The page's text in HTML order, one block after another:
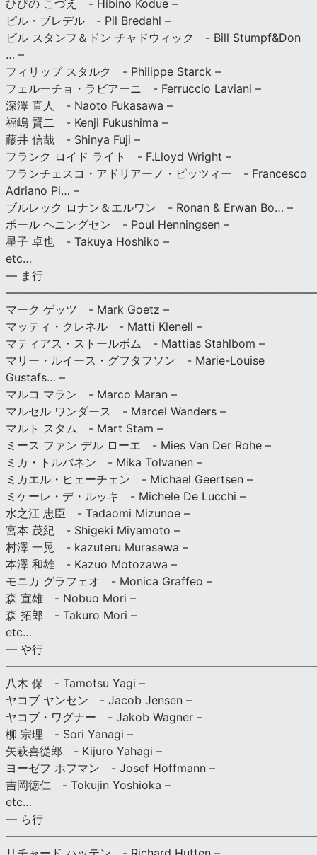
ひびの こづえ - Hibino Kodue –
ピル・ブレデル - Pil Bredahl –
ビル スタンフ＆ドン チャドウィック - Bill Stumpf&Don
… –
フィリップ スタルク - Philippe Starck –
フェルーチョ・ラビアーニ - Ferruccio Laviani –
深澤 直人 - Naoto Fukasawa –
福嶋 賢二 - Kenji Fukushima –
藤井 信哉 - Shinya Fuji –
フランク ロイド ライト - F.Lloyd Wright –
フランチェスコ・アドリアーノ・ピッツィー - Francesco
Adriano Pi… –
ブルレック ロナン＆エルワン - Ronan & Erwan Bo… –
ポール ヘニングセン - Poul Henningsen –
星子 卓也 - Takuya Hoshiko –
etc…
— ま行
マーク ゲッツ - Mark Goetz –
マッティ・クレネル - Matti Klenell –
マティアス・ストールボム - Mattias Stahlbom –
マリー・ルイース・グフタフソン - Marie-Louise
Gustafs… –
マルコ マラン - Marco Maran –
マルセル ワンダース - Marcel Wanders –
マルト スタム - Mart Stam –
ミース ファン デル ローエ - Mies Van Der Rohe –
ミカ・トルバネン - Mika Tolvanen –
ミカエル・ヒェーチェン - Michael Geertsen –
ミケーレ・デ・ルッキ - Michele De Lucchi –
水之江 忠臣 - Tadaomi Mizunoe –
宮本 茂紀 - Shigeki Miyamoto –
村澤 一晃 - kazuteru Murasawa –
本澤 和雄 - Kazuo Motozawa –
モニカ グラフェオ - Monica Graffeo –
森 宣雄 - Nobuo Mori –
森 拓郎 - Takuro Mori –
etc…
— や行
八木 保 - Tamotsu Yagi –
ヤコブ ヤンセン - Jacob Jensen –
ヤコブ・ワグナー - Jakob Wagner –
柳 宗理 - Sori Yanagi –
矢萩喜從郎 - Kijuro Yahagi –
ヨーゼフ ホフマン - Josef Hoffmann –
吉岡徳仁 - Tokujin Yoshioka –
etc…
— ら行